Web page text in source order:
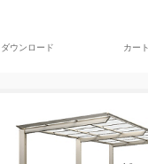
ダウンロード カー